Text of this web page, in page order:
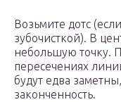
Возьмите дотс
зубочисткой). В
небольшую точку.
пересечениях
будут едва
законченность.